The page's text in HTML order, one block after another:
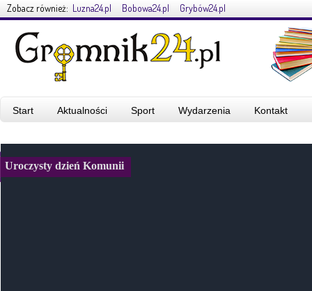
Zobacz również: Luzna24.pl Bobowa24.pl Grybów24.pl
Start Aktualności Sport Wydarzenia Kontakt
Uroczysty dzień Komunii